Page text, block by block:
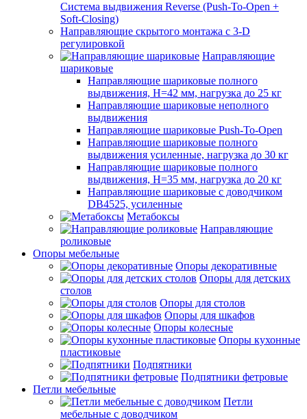
Система выдвижения Reverse (Push-To-Open +
Soft-Closing)
Направляющие скрытого монтажа с 3-D
регулировкой
Направляющие
шариковые
Направляющие шариковые полного
выдвижения, H=42 мм, нагрузка до 25 кг
Направляющие шариковые неполного
выдвижения
Направляющие шариковые Push-To-Open
Направляющие шариковые полного
выдвижения усиленные, нагрузка до 30 кг
Направляющие шариковые полного
выдвижения, H=35 мм, нагрузка до 20 кг
Направляющие шариковые с доводчиком
DB4525, усиленные
Метабоксы
Направляющие
роликовые
Опоры мебельные
Опоры декоративные
Опоры для детских
столов
Опоры для столов
Опоры для шкафов
Опоры колесные
Опоры кухонные
пластиковые
Подпятники
Подпятники фетровые
Петли мебельные
Петли
мебельные с доводчиком